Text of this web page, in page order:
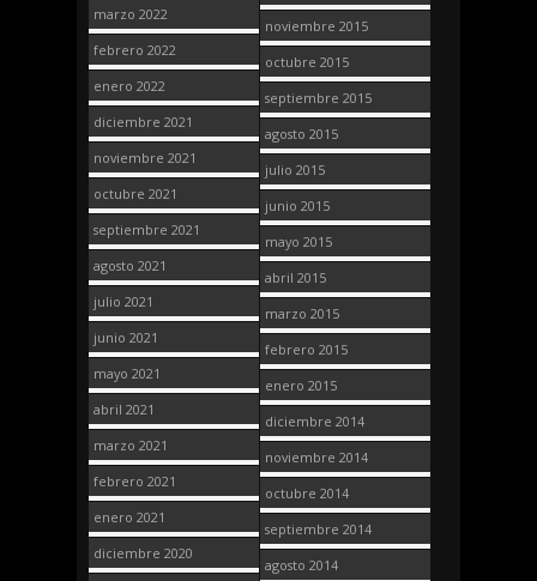
marzo 2022
febrero 2022
enero 2022
diciembre 2021
noviembre 2021
octubre 2021
septiembre 2021
agosto 2021
julio 2021
junio 2021
mayo 2021
abril 2021
marzo 2021
febrero 2021
enero 2021
diciembre 2020
noviembre 2015
octubre 2015
septiembre 2015
agosto 2015
julio 2015
junio 2015
mayo 2015
abril 2015
marzo 2015
febrero 2015
enero 2015
diciembre 2014
noviembre 2014
octubre 2014
septiembre 2014
agosto 2014